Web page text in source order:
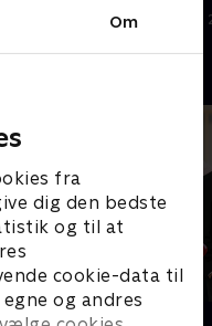
Om
fra
dig den bedste
og til at
cookie-data til
og andres
2026 • 26 min
Stormester